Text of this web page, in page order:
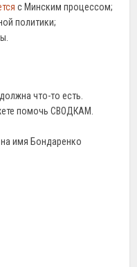
с Минским процессом;
политики;
что-то есть.
помочь СВОДКАМ.
на имя Бондаренко